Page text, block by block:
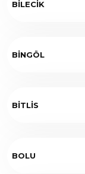
BİLECİK
BİNGÖL
BİTLİS
BOLU